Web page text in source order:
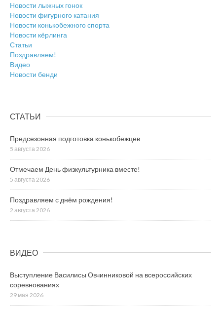
Новости лыжных гонок
Новости фигурного катания
Новости конькобежного спорта
Новости кёрлинга
Статьи
Поздравляем!
Видео
Новости бенди
СТАТЬИ
Предсезонная подготовка конькобежцев
5 августа 2026
Отмечаем День физкультурника вместе!
5 августа 2026
Поздравляем с днём рождения!
2 августа 2026
ВИДЕО
Выступление Василисы Овчинниковой на всероссийских
соревнованиях
29 мая 2026